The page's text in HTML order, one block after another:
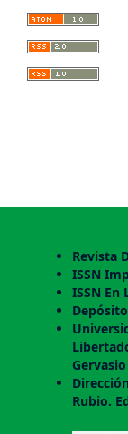
Revista
ISSN
ISSN En
Rubio.